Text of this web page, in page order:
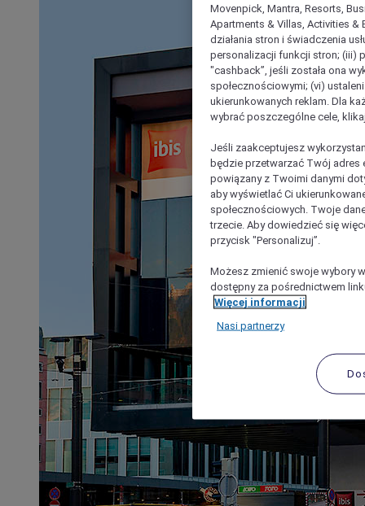
Movenpick, Mantra, Resorts,
Apartments & Villas, Activities &
działania stron i świadczenia
personalizacji funkcji stron; (iii)
"cashback”, jeśli została ona
społecznościowymi; (vi)
ukierunkowanych reklam. Dla
wybrać poszczególne cele,
Jeśli zaakceptujesz
będzie przetwarzać Twój adres
powiązany z Twoimi danymi
aby wyświetlać Ci
społecznościowych. Twoje
trzecie. Aby dowiedzieć się
przycisk "Personalizuj”.
Możesz zmienić swoje wybory
dostępny za pośrednictwem
Więcej informacji
Nasi partnerzy